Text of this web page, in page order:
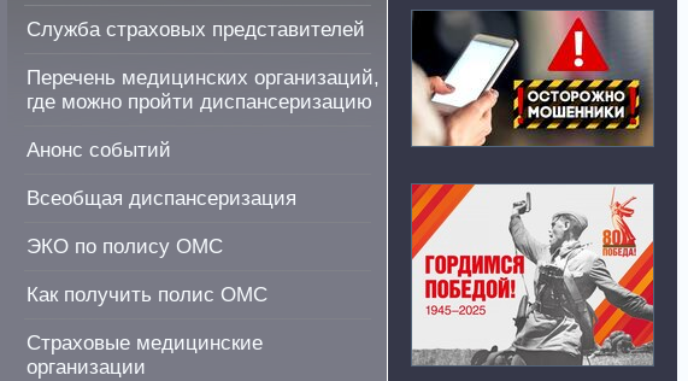
Служба страховых представителей
Перечень медицинских организаций,
где можно пройти диспансеризацию
Анонс событий
Всеобщая диспансеризация
ЭКО по полису ОМС
Как получить полис ОМС
Страховые медицинские
организации